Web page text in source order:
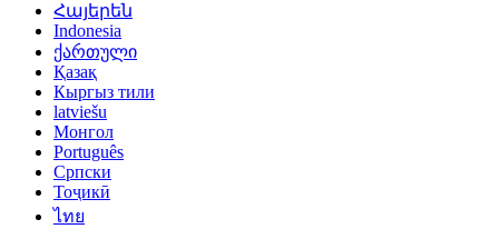
Հայերեն
Indonesia
ქართული
Қазақ
Кыргыз тили
latviešu
Монгол
Português
Српски
Тоҷикӣ
ไทย